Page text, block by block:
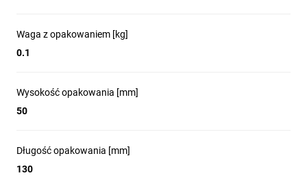
Waga z opakowaniem [kg]
0.1
Wysokość opakowania [mm]
50
Długość opakowania [mm]
130